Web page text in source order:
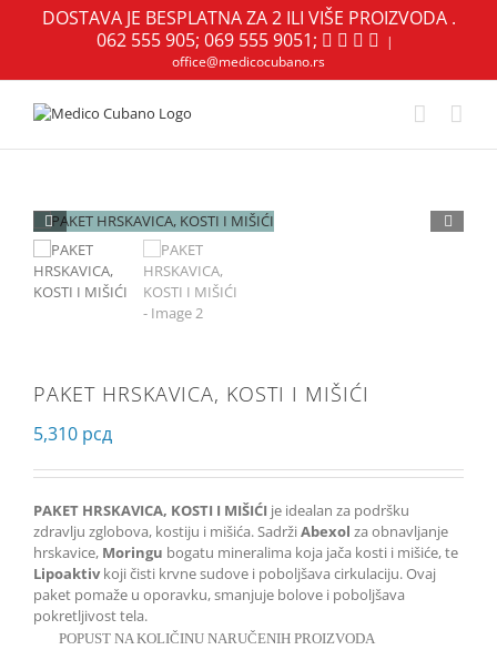
DOSTAVA JE BESPLATNA ZA 2 ILI VIŠE PROIZVODA .
062 555 905; 069 555 9051; YouTube
Instagram
Facebook
|
office@medicocubano.rs
PAKET HRSKAVICA, KOSTI I MIŠIĆI
5,310 рсд
PAKET HRSKAVICA, KOSTI I MIŠIĆI je idealan za podršku
zdravlju zglobova, kostiju i mišića. SadržiAbexol za obnavljanje
hrskavice, Moringu bogatu mineralima koja jača kosti i mišiće, te
Lipoaktivkoji čisti krvne sudove i poboljšava cirkulaciju. Ovaj
paket pomaže u oporavku, smanjuje bolove i poboljšava
pokretljivost tela.
POPUST NA KOLIČINU NARUČENIH PROIZVODA